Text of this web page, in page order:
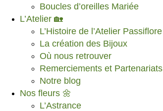
Boucles d’oreilles Mariée
L’Atelier 🏡
L’Histoire de l’Atelier Passiflore
La création des Bijoux
Où nous retrouver
Remerciements et Partenariats
Notre blog
Nos fleurs 🌼
L’Astrance